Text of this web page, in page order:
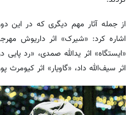
از جمله آثار مهم دیگری که در این
اشاره کرد: «شیرک» اثر داریوش
«ایستگاه» اثر یدالله صمدی، «رد
اثر سیف‌الله داد، «گاویار» اثر کیومرث